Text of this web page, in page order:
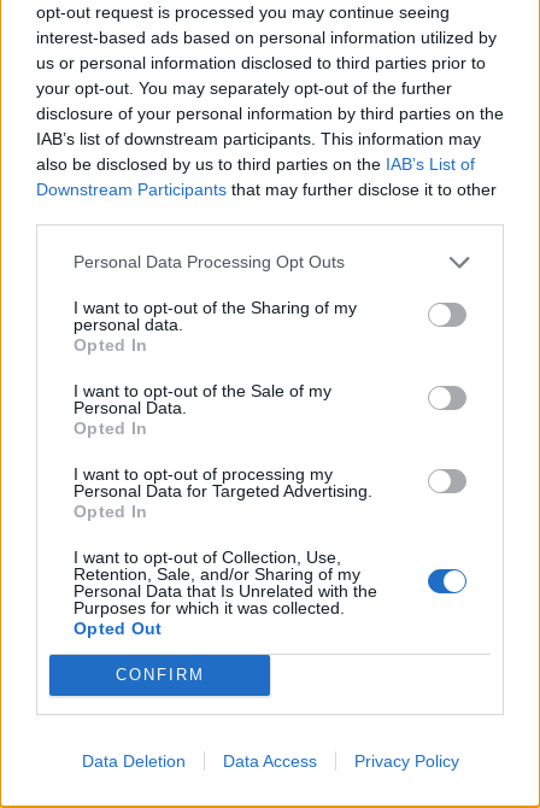
opt-out request is processed you may continue seeing
interest-based ads based on personal information utilized by
us or personal information disclosed to third parties prior to
your opt-out. You may separately opt-out of the further
disclosure of your personal information by third parties on the
IAB’s list of downstream participants. This information may
also be disclosed by us to third parties on the IAB’s List of
Downstream Participants that may further disclose it to other
Personal Data Processing Opt Outs
I want to opt-out of the Sharing of my
personal data.
Opted In
I want to opt-out of the Sale of my
Personal Data.
Opted In
I want to opt-out of processing my
Personal Data for Targeted Advertising.
Opted In
I want to opt-out of Collection, Use,
Retention, Sale, and/or Sharing of my
Personal Data that Is Unrelated with the
Purposes for which it was collected.
Opted Out
CONFIRM
Data Deletion Data Access Privacy Policy
Minka 11. rész
T. szereti a fiatal lányokat 14. rész
nőknek, amikor segítséget kérnek?
gyűjteménye
Elyna Robbs: Adéle és az örökölt árnyak
Woody Allen megosztó zsenialitása
A világ legismertebb ruhái